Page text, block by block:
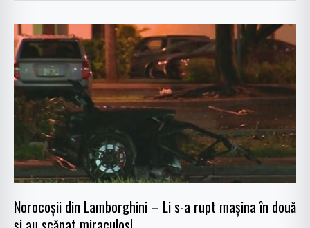
Norocoșii din Lamborghini – Li s-a rupt mașina în două
Norocoșii
din
Lamborghini
–
Li
s-
mașina
în
două
și